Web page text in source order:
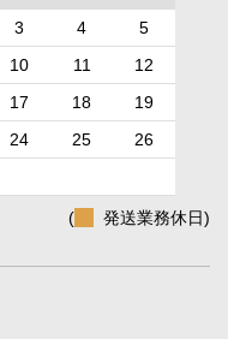
3 4
5
10 11
12
17 18
19
24 25
26
( 発送業務休日)